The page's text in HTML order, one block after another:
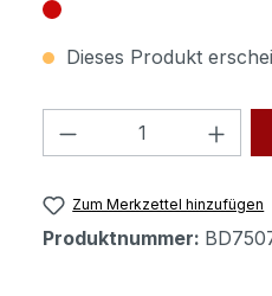
Dieses Produkt
Produkt
Zum Merkzettel hinzufügen
Produktnummer: